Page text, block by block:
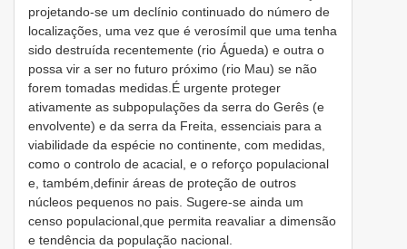
projetando-se um declínio continuado do número de
localizações, uma vez que é verosímil que uma tenha
sido destruída recentemente (rio Águeda) e outra o
possa vir a ser no futuro próximo (rio Mau) se não
forem tomadas medidas.É urgente proteger
ativamente as subpopulações da serra do Gerês (e
envolvente) e da serra da Freita, essenciais para a
viabilidade da espécie no continente, com medidas,
como o controlo de acacial, e o reforço populacional
e, também,definir áreas de proteção de outros
núcleos pequenos no pais. Sugere-se ainda um
censo populacional,que permita reavaliar a dimensão
e tendência da população nacional.